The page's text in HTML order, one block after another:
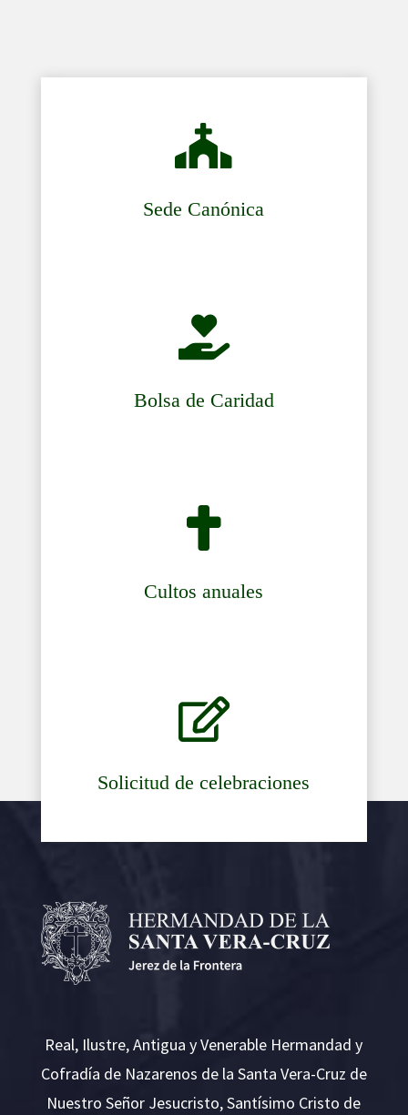

Sede Canónica

Bolsa de Caridad

Cultos anuales

Solicitud de celebraciones
Real, Ilustre, Antigua y Venerable Hermandad y
Cofradía de Nazarenos de la Santa Vera-Cruz de
Nuestro Señor Jesucristo, Santísimo Cristo de